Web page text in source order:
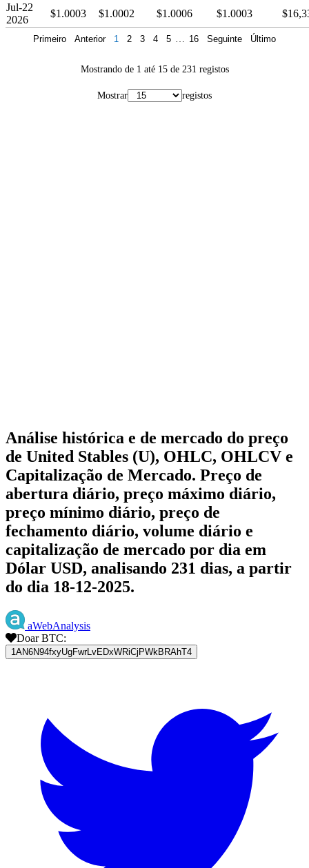
Jul-22
2026
$1.0003 $1.0002 $1.0006 $1.0003
Mostrando de 1 até 15 de 231 registos
Mostrar registos
Primeiro Anterior 1 2 3 4 5 16 Seguinte Último
Análise histórica e de mercado do preço
de United Stables (U), OHLC, OHLCV e
Capitalização de Mercado. Preço de
abertura diário, preço máximo diário,
preço mínimo diário, preço de
fechamento diário, volume diário e
capitalização de mercado por dia em
Dólar USD, analisando 231 dias, a partir
do dia 18-12-2025.
aWebAnalysis
Doar BTC:
1AN6N94fxyUgFwrLvEDxWRiCjPWkBRAhT4